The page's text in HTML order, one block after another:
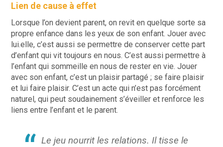
Lien de cause à effet
Lorsque l’on devient parent, on revit en quelque sorte sa
propre enfance dans les yeux de son enfant. Jouer avec
lui.elle, c’est aussi se permettre de conserver cette part
d’enfant qui vit toujours en nous. C’est aussi permettre à
l’enfant qui sommeille en nous de rester en vie. Jouer
avec son enfant, c’est un plaisir partagé ; se faire plaisir
et lui faire plaisir. C’est un acte qui n’est pas forcément
naturel, qui peut soudainement s’éveiller et renforce les
liens entre l’enfant et le parent.
Le jeu nourrit les relations. Il tisse le